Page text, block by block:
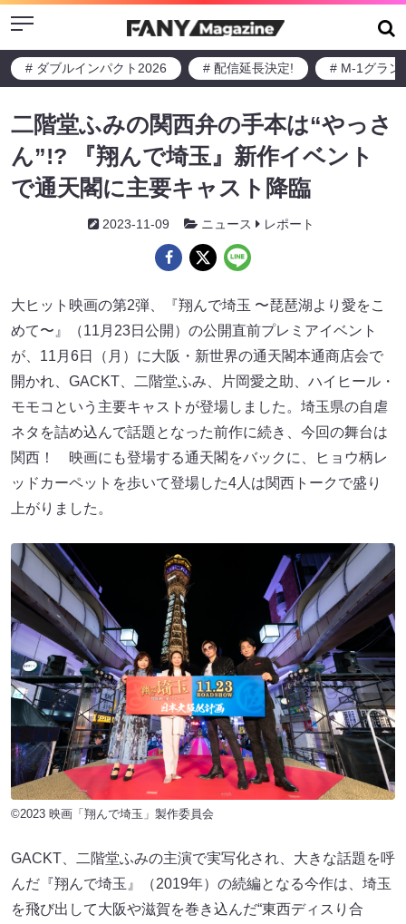
Menu
# ダブルインパクト2026 # 配信延長決定! # M-1グラン
二階堂ふみの関西弁の手本は“やっさ
ん”!? 『翔んで埼玉』新作イベント
で通天閣に主要キャスト降臨
2023-11-09 ニュース レポート
大ヒット映画の第2弾、『翔んで埼玉 〜琵琶湖より愛をこ
めて〜』（11月23日公開）の公開直前プレミアイベント
が、11月6日（月）に大阪・新世界の通天閣本通商店会で
開かれ、GACKT、二階堂ふみ、片岡愛之助、ハイヒール・
モモコという主要キャストが登場しました。埼玉県の自虐
ネタを詰め込んで話題となった前作に続き、今回の舞台は
関西！ 映画にも登場する通天閣をバックに、ヒョウ柄レ
ッドカーペットを歩いて登場した4人は関西トークで盛り
上がりました。
©2023 映画「翔んで埼玉」製作委員会
GACKT、二階堂ふみの主演で実写化され、大きな話題を呼
んだ『翔んで埼玉』（2019年）の続編となる今作は、埼玉
を飛び出して大阪や滋賀を巻き込んだ“東西ディスり合